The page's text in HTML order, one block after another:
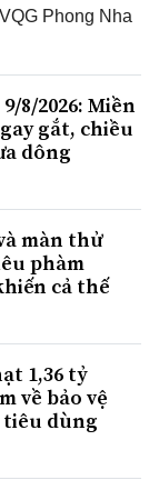
Phong Nha
8/2026: Miền
gắt, chiều
dông
màn thử
phàm
cả thế
1,36 tỷ
về bảo vệ
dùng